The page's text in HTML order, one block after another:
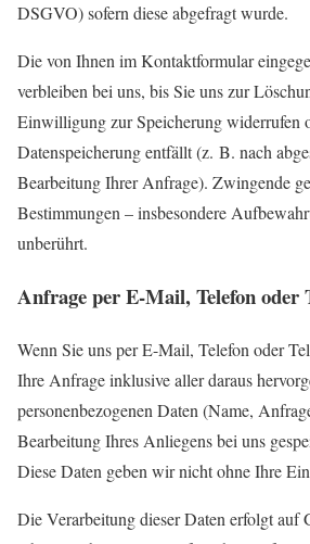
DSGVO) sofern diese abgefragt wurde.
Die von Ihnen im Kontaktformular
verbleiben bei uns, bis Sie uns zur
Einwilligung zur Speicherung widerrufen
Datenspeicherung entfällt (z. B. nach
Bearbeitung Ihrer Anfrage). Zwingende
Bestimmungen – insbesondere
unberührt.
Anfrage per E-Mail, Telefon oder
Wenn Sie uns per E-Mail, Telefon oder
Ihre Anfrage inklusive aller daraus
personenbezogenen Daten (Name,
Bearbeitung Ihres Anliegens bei uns
Diese Daten geben wir nicht ohne Ihre
Die Verarbeitung dieser Daten erfolgt auf